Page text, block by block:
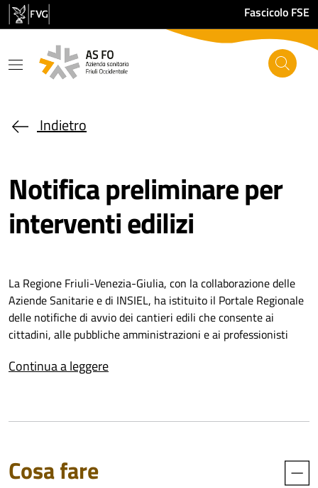
Salta al contenuto principale Fascicolo FSE
Indietro
Notifica preliminare per
interventi edilizi
La Regione Friuli-Venezia-Giulia, con la collaborazione delle
Aziende Sanitarie e di INSIEL, ha istituito il Portale Regionale
delle notifiche di avvio dei cantieri edili che consente ai
cittadini, alle pubbliche amministrazioni e ai professionisti
avvio cantieri, la loro conservazione digitale e la stampa.
Continua a leggere
Cosa fare